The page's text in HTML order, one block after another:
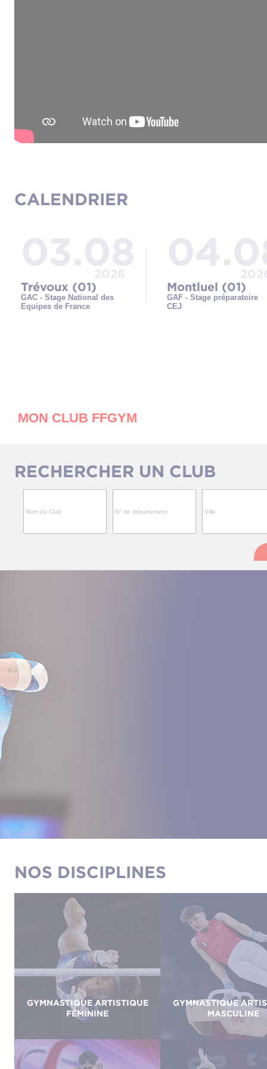
CALENDRIER
Trévoux (01)
GAC - Stage National des
Equipes de France
Montluel (01)
GAF - Stage préparatoire
CEJ
MON CLUB FFGYM
RECHERCHER UN CLUB
NOS DISCIPLINES
GYMNASTIQUE ARTISTIQUE
FÉMININE
GYMNASTIQUE
MASCULINE